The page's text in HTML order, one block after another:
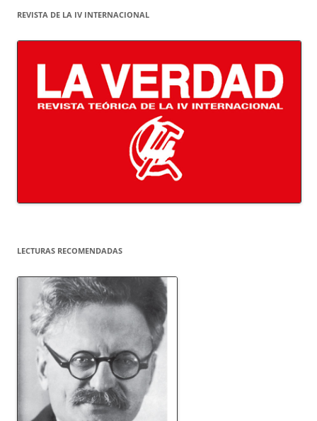
REVISTA DE LA IV INTERNACIONAL
LECTURAS RECOMENDADAS